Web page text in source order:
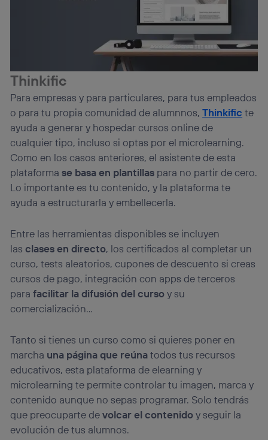
Thinkific
Para empresas y para particulares, para tus empleados
o para tu propia comunidad de alumnnos,Thinkific te
ayuda a generar y hospedar cursos online de
cualquier tipo, incluso si optas por el microlearning.
Como en los casos anteriores, el asistente de esta
plataformase basa en plantillas para no partir de cero.
Lo importante es tu contenido, y la plataforma te
ayuda a estructurarla y embellecerla.
Entre las herramientas disponibles se incluyen
lasclases en directo, los certificados al completar un
curso, tests aleatorios, cupones de descuento si creas
cursos de pago, integración con apps de terceros
parafacilitar la difusión del cursoy su
comercialización…
Tanto si tienes un curso como si quieres poner en
marcha una página que reúnatodos tus recursos
educativos, esta plataforma de elearning y
microlearning te permite controlar tu imagen, marca y
contenido aunque no sepas programar. Solo tendrás
que preocuparte devolcar el contenidoy seguir la
evolución de tus alumnos.